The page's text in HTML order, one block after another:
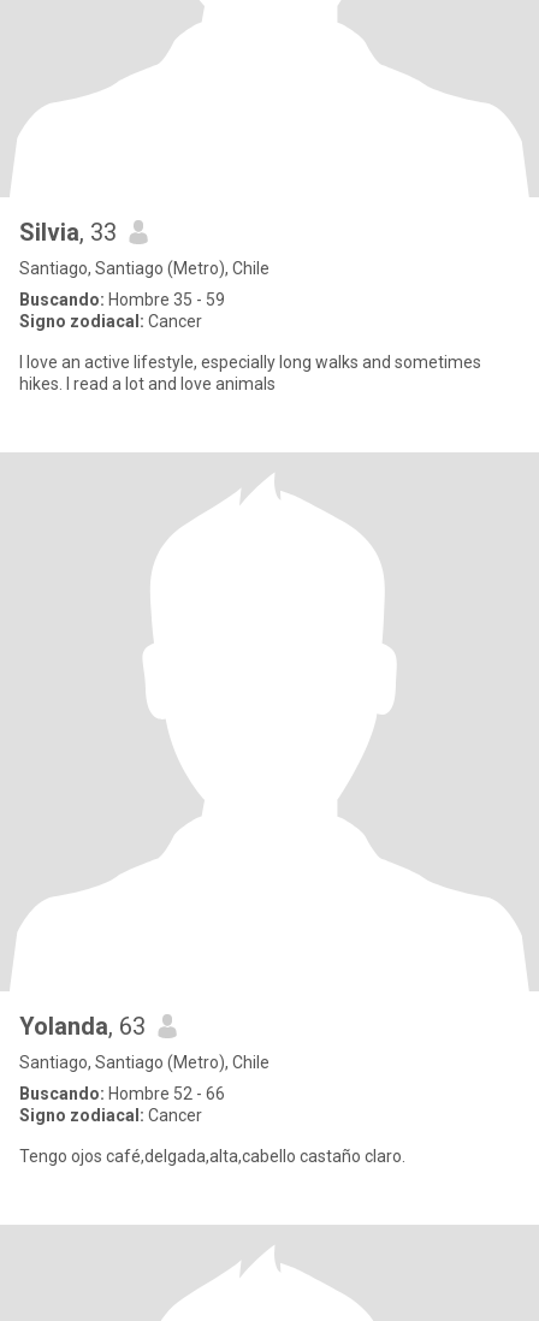
Silvia, 33
Santiago, Santiago (Metro), Chile
Buscando: Hombre 35 - 59
Signo zodiacal: Cancer
I love an active lifestyle, especially long walks and sometimes
hikes. I read a lot and love animals
Yolanda, 63
Santiago, Santiago (Metro), Chile
Buscando: Hombre 52 - 66
Signo zodiacal: Cancer
Tengo ojos café,delgada,alta,cabello castaño claro.